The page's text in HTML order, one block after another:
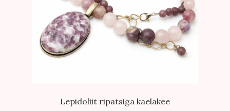
Lepidoliit ripatsiga kaelakee